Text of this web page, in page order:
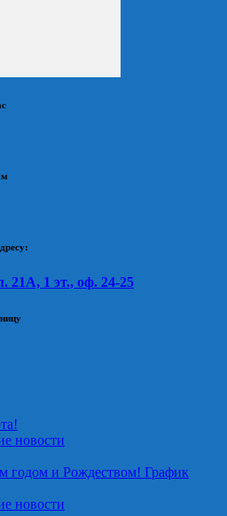
21А, 1 эт., оф. 24-25
новости
годом и Рождеством! График
новости